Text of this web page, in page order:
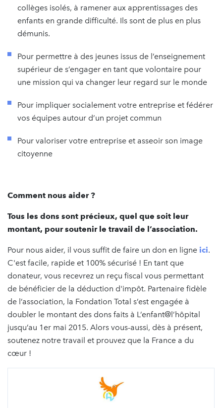
collèges isolés, à ramener aux apprentissages des
enfants en grande difficulté. Ils sont de plus en plus
démunis.
Pour permettre à des jeunes issus de l’enseignement
supérieur de s’engager en tant que volontaire pour
une mission qui va changer leur regard sur le monde
Pour impliquer socialement votre entreprise et fédérer
vos équipes autour d’un projet commun
Pour valoriser votre entreprise et asseoir son image
citoyenne
Comment nous aider ?
Tous les dons sont précieux, quel que soit leur
montant, pour soutenir le travail de l’association.
Pour nous aider, il vous suffit de faire un don en ligne ici.
C'est facile, rapide et 100% sécurisé ! En tant que
donateur, vous recevrez un reçu fiscal vous permettant
de bénéficier de la déduction d'impôt. Partenaire fidèle
de l’association, la Fondation Total s’est engagée à
doubler le montant des dons faits à L’enfant@l’hôpital
jusqu’au 1er mai 2015. Alors vous-aussi, dès à présent,
soutenez notre travail et prouvez que la France a du
cœur !